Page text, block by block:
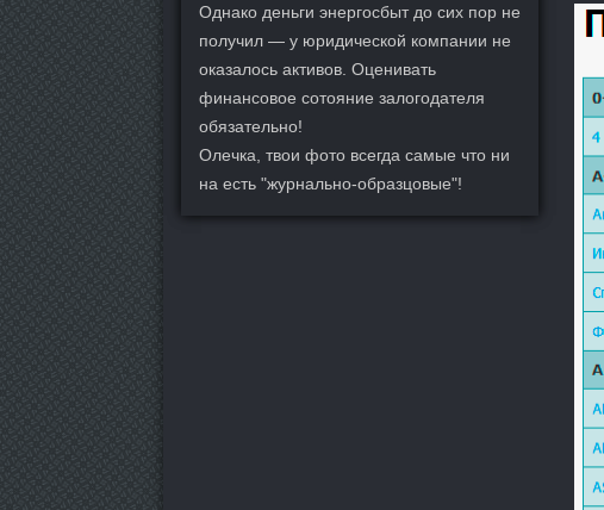
Однако деньги энергосбыт до сих пор не
получил — у юридической компании не
оказалось активов. Оценивать
финансовое сотояние залогодателя
обязательно!
Олечка, твои фото всегда самые что ни
на есть "журнально-образцовые"!